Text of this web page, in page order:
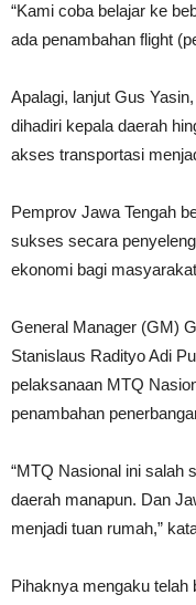
“Kami coba belajar ke
ada penambahan flight
Apalagi, lanjut Gus
dihadiri kepala daerah
akses transportasi
Pemprov Jawa Tengah
sukses secara
ekonomi bagi
General Manager (GM)
Stanislaus Radityo Adi
pelaksanaan MTQ
penambahan
“MTQ Nasional ini salah
daerah manapun. Dan
menjadi tuan rumah,”
Pihaknya mengaku telah